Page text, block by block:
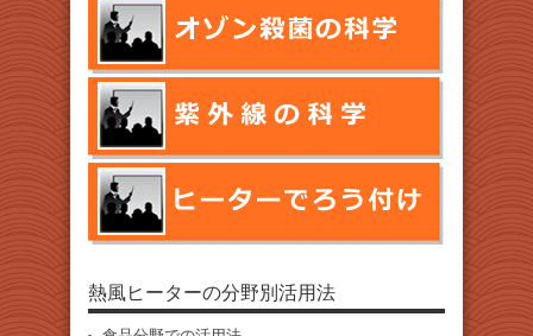
熱風ヒーターの分野別活用法